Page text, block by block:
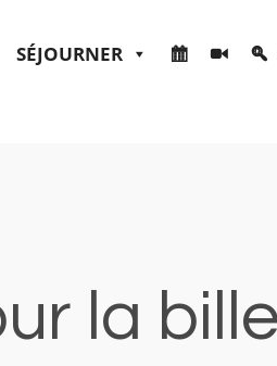
SÉJOURNER
la